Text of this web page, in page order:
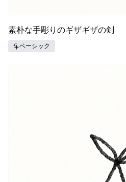
素朴な手彫りのギザギザの剣
ベーシック